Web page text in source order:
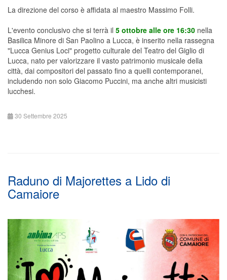
La direzione del corso è affidata al maestro Massimo Folli.
L'evento conclusivo che si terrà il 5 ottobre alle ore 16:30 nella
Basilica Minore di San Paolino a Lucca, è inserito nella rassegna
"Lucca Genius Loci" progetto culturale del Teatro del Giglio di
Lucca, nato per valorizzare il vasto patrimonio musicale della
città, dai compositori del passato fino a quelli contemporanei,
includendo non solo Giacomo Puccini, ma anche altri musicisti
lucchesi.
30 Settembre 2025
Raduno di Majorettes a Lido di
Camaiore